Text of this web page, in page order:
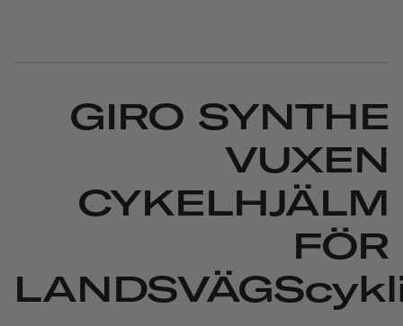
GIRO SYNTHE
VUXEN
CYKELHJÄLM
FÖR